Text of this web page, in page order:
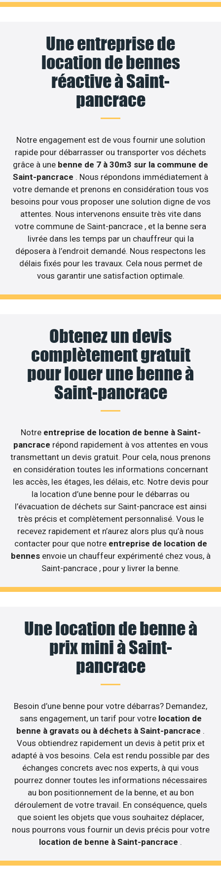
Une entreprise de
location de bennes
réactive à Saint-
pancrace
Notre engagement est de vous fournir une solution
rapide pour débarrasser ou transporter vos déchets
grâce à une benne de 7 à 30m3 sur la commune de
Saint-pancrace . Nous répondons immédiatement à
votre demande et prenons en considération tous vos
besoins pour vous proposer une solution digne de vos
attentes. Nous intervenons ensuite très vite dans
votre commune de Saint-pancrace , et la benne sera
livrée dans les temps par un chauffreur qui la
déposera à l’endroit demandé. Nous respectons les
délais fixés pour les travaux. Cela nous permet de
vous garantir une satisfaction optimale.
Obtenez un devis
complètement gratuit
pour louer une benne à
Saint-pancrace
Notre entreprise de location de benne à Saint-
pancrace répond rapidement à vos attentes en vous
transmettant un devis gratuit. Pour cela, nous prenons
en considération toutes les informations concernant
les accès, les étages, les délais, etc. Notre devis pour
la location d’une benne pour le débarras ou
l’évacuation de déchets sur Saint-pancrace est ainsi
très précis et complètement personnalisé. Vous le
recevez rapidement et n’aurez alors plus qu’à nous
contacter pour que notre entreprise de location de
bennesenvoie un chauffeur expérimenté chez vous, à
Saint-pancrace , pour y livrer la benne.
Une location de benne à
prix mini à Saint-
pancrace
Besoin d’une benne pour votre débarras? Demandez,
sans engagement, un tarif pour votre location de
benne à gravats ou à déchets à Saint-pancrace .
Vous obtiendrez rapidement un devis à petit prix et
adapté à vos besoins. Cela est rendu possible par des
échanges concrets avec nos experts, à qui vous
pourrez donner toutes les informations nécessaires
au bon positionnement de la benne, et au bon
déroulement de votre travail. En conséquence, quels
que soient les objets que vous souhaitez déplacer,
nous pourrons vous fournir un devis précis pour votre
location de benne à Saint-pancrace .